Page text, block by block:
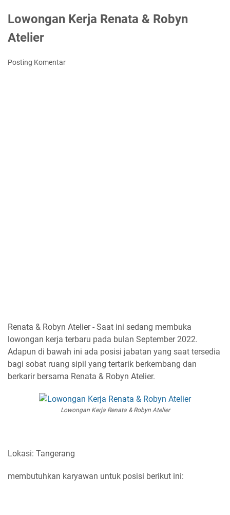
Lowongan Kerja Renata & Robyn
Atelier
Posting Komentar
Renata & Robyn Atelier - Saat ini sedang membuka
lowongan kerja terbaru pada bulan September 2022.
Adapun di bawah ini ada posisi jabatan yang saat tersedia
bagi sobat ruang sipil yang tertarik berkembang dan
berkarir bersama Renata & Robyn Atelier.
Lowongan Kerja Renata & Robyn Atelier
Lokasi: Tangerang
membutuhkan karyawan untuk posisi berikut ini: